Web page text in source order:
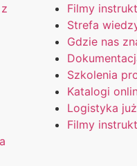
Filmy
Strefa
Gdzie nas
Szkolenia
Katalogi
Logistyka
Filmy